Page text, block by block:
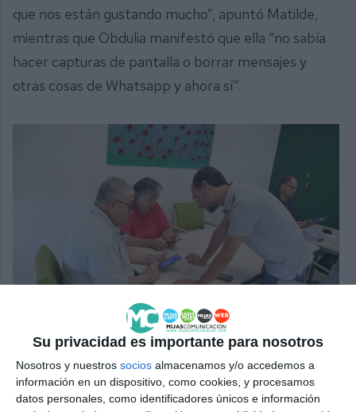
Su privacidad es importante para nosotros
Nosotros y nuestros socios almacenamos y/o accedemos a
información en un dispositivo, como cookies, y procesamos
datos personales, como identificadores únicos e información
que nos están gustando mucho”, apuntó Matilde,
mientras que Obdulia manifestó que ella “no sabía
hacer capturas de pantalla o borrar mensajes y
otras cosas de Whatsapp y ahora sí”.
El monitor del curso, Luis Alberto Fernández, explicando a
los usuarios cómo crear una nota en el calendario.
Es por ello que tanto estos alumnos como los de